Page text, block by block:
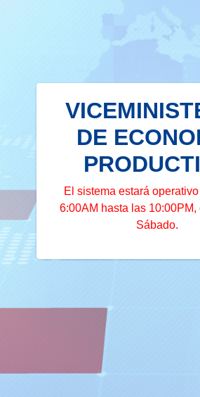
DE
El sistema estará
6:00AM hasta las 10:00PM,
Sábado.